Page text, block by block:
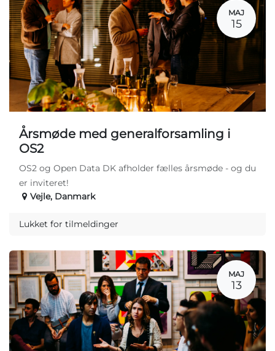
MAJ
15
Årsmøde med generalforsamling i
OS2
OS2 og Open Data DK afholder fælles årsmøde - og du
er inviteret!
Vejle, Danmark
Lukket for tilmeldinger
MAJ
13